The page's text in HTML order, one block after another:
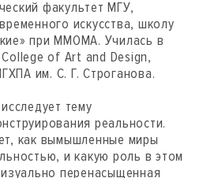
факультет МГУ,
искусства, школу
при ММОМА. Училась в
of Art and Design,
им. С. Г. Строганова.
тему
реальности.
как вымышленные миры
и какую роль в этом
перенасыщенная